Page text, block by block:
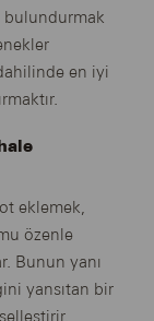
en iyi
eklemek,
özenle
Bunun yanı
yansıtan bir